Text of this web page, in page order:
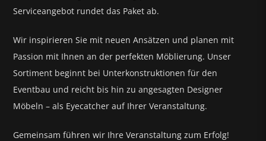
Serviceangebot rundet das Paket ab.
Wir inspirieren Sie mit neuen Ansätzen und planen mit
Passion mit Ihnen an der perfekten Möblierung. Unser
Sortiment beginnt bei Unterkonstruktionen für den
Eventbau und reicht bis hin zu angesagten Designer
Möbeln – als Eyecatcher auf Ihrer Veranstaltung.
Gemeinsam führen wir Ihre Veranstaltung zum Erfolg!